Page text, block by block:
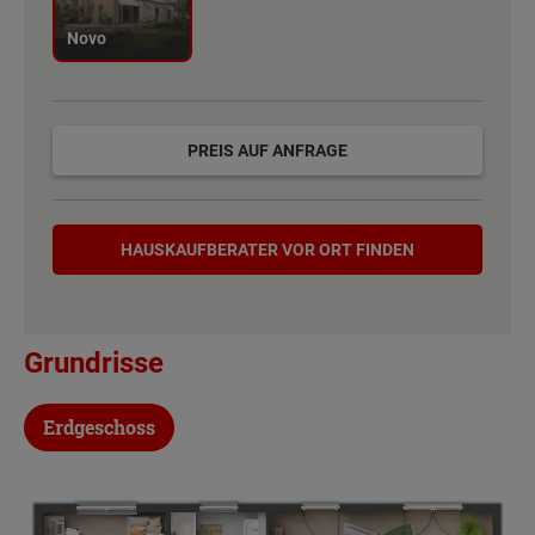
Novo
PREIS AUF ANFRAGE
HAUSKAUF­BERATER VOR ORT FINDEN
Grundrisse
Erdgeschoss